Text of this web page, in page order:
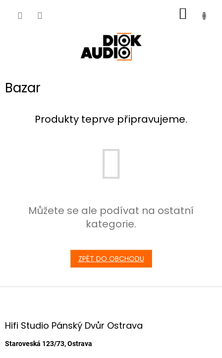
Bazar
Produkty teprve připravujeme.
Můžete se ale podívat na ostatní
kategorie.
ZPĚT DO OBCHODU
Z
aHifi Studio Pánský Dvůr Ostrava
Staroveská 123/73, Ostrava